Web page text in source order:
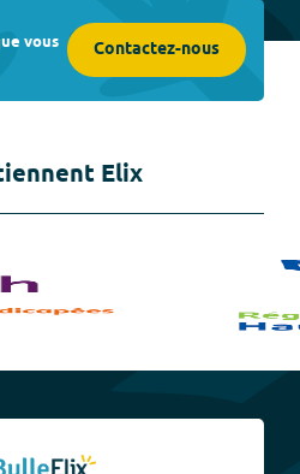
vous Contactez-nous
Elix